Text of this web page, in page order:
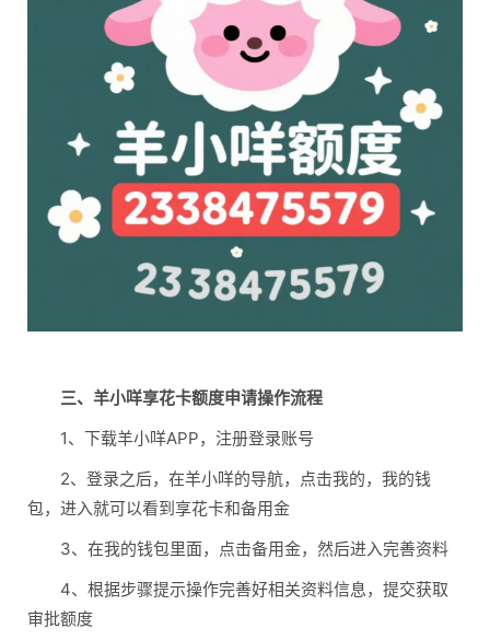
三、羊小咩享花卡额度申请操作流程
1、下载羊小咩APP，注册登录账号
2、登录之后，在羊小咩的导航，点击我的，我的钱
包，进入就可以看到享花卡和备用金
3、在我的钱包里面，点击备用金，然后进入完善资料
4、根据步骤提示操作完善好相关资料信息，提交获取
审批额度